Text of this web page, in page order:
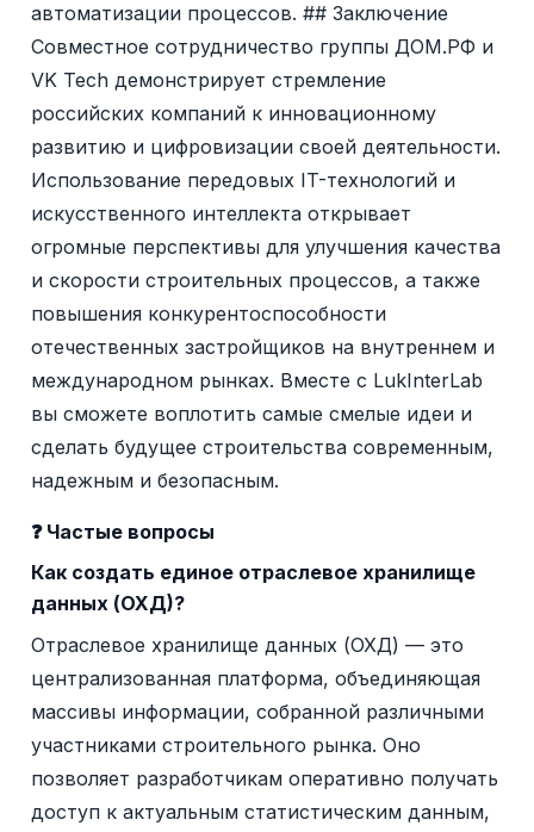
автоматизации процессов. ## Заключение
Совместное сотрудничество группы ДОМ.РФ и
VK Tech демонстрирует стремление
российских компаний к инновационному
развитию и цифровизации своей деятельности.
Использование передовых IT-технологий и
искусственного интеллекта открывает
огромные перспективы для улучшения качества
и скорости строительных процессов, а также
повышения конкурентоспособности
отечественных застройщиков на внутреннем и
международном рынках. Вместе с LukInterLab
вы сможете воплотить самые смелые идеи и
сделать будущее строительства современным,
надежным и безопасным.
❓ Частые вопросы
Как создать единое отраслевое хранилище
данных (ОХД)?
Отраслевое хранилище данных (ОХД) — это
централизованная платформа, объединяющая
массивы информации, собранной различными
участниками строительного рынка. Оно
позволяет разработчикам оперативно получать
доступ к актуальным статистическим данным,